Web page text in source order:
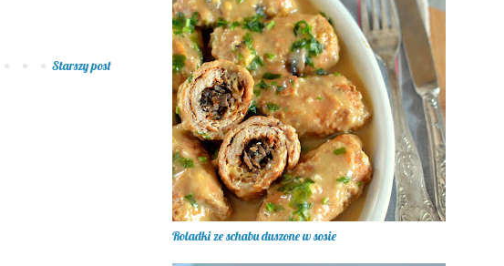
Starszy post
Roladki ze schabu duszone w sosie